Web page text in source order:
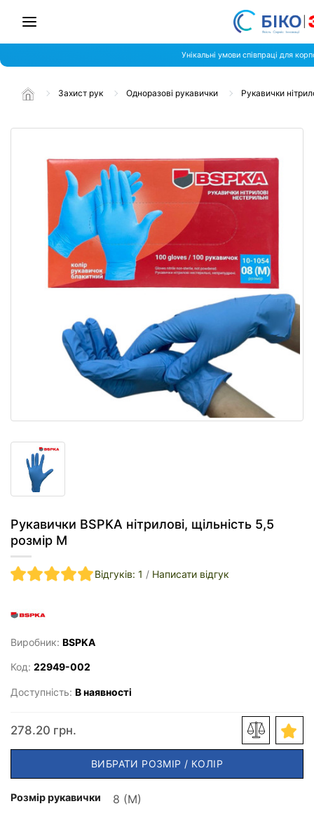
Унікальні умови співпраці для
Захист рук Одноразові рукавички Рукавички
Рукавички BSPKA нітрилові, щільність 5,5
розмір M
Відгуків: 1 / Написати відгук
Виробник: BSPKA
Код: 22949-002
Доступність: В наявності
278.20 грн.
ВИБРАТИ РОЗМІР / КОЛІР
Розмір рукавички